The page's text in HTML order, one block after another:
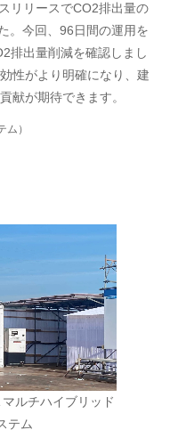
リリースでCO2排出量の
。今回、96日間の運用を
排出量削減を確認しまし
性がより明確になり、建
献が期待できます。
）
ルチハイブリッド
テム